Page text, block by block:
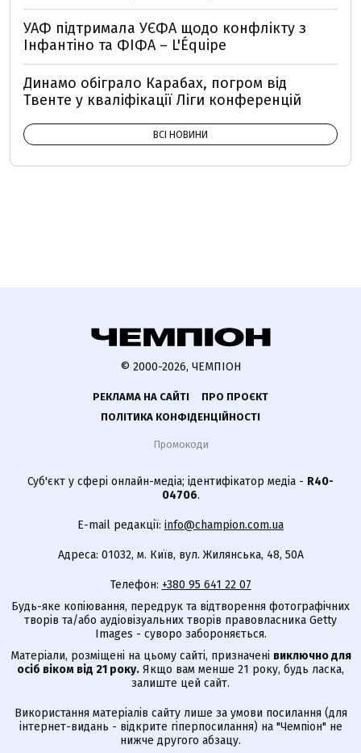
УАФ підтримала УЄФА щодо конфлікту з
Інфантіно та ФІФА – L'Équipe
Динамо обіграло Карабах, погром від
Твенте у кваліфікації Ліги конференцій
ВСІ НОВИНИ
© 2000-2026, ЧЕМПІОН
РЕКЛАМА НА САЙТІ
ПРО ПРОЄКТ
ПОЛІТИКА КОНФІДЕНЦІЙНОСТІ
Промокоди
Суб'єкт у сфері онлайн-медіа; ідентифікатор медіа - R40-
04706.
E-mail редакції: info@champion.com.ua
Адреса: 01032, м. Київ, вул. Жилянська, 48, 50А
Телефон: +380 95 641 22 07
Будь-яке копіювання, передрук та відтворення фотографічних
творів та/або аудіовізуальних творів правовласника Getty
Images - суворо забороняється.
Матеріали, розміщені на цьому сайті, призначені виключно для
осіб віком від 21 року. Якщо вам менше 21 року, будь ласка,
залиште цей сайт.
Використання матеріалів сайту лише за умови посилання (для
інтернет-видань - відкрите гіперпосилання) на "Чемпіон" не
нижче другого абзацу.